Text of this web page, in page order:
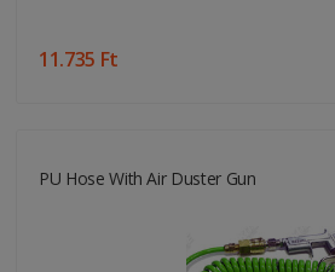
11.735 Ft
PU Hose With Air Duster Gun